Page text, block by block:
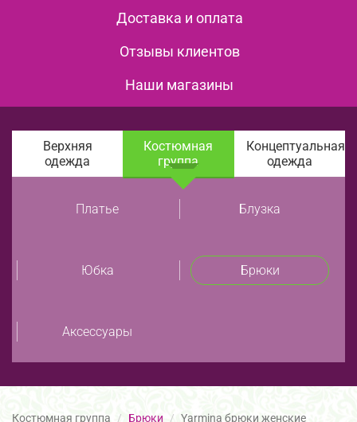
Доставка и оплата
Отзывы клиентов
Наши магазины
Верхняя
одежда
Костюмная
группа
Концептуальная
одежда
Платье Блузка
Юбка Брюки
Аксессуары
Костюмная группа Брюки Yarmina брюки женские